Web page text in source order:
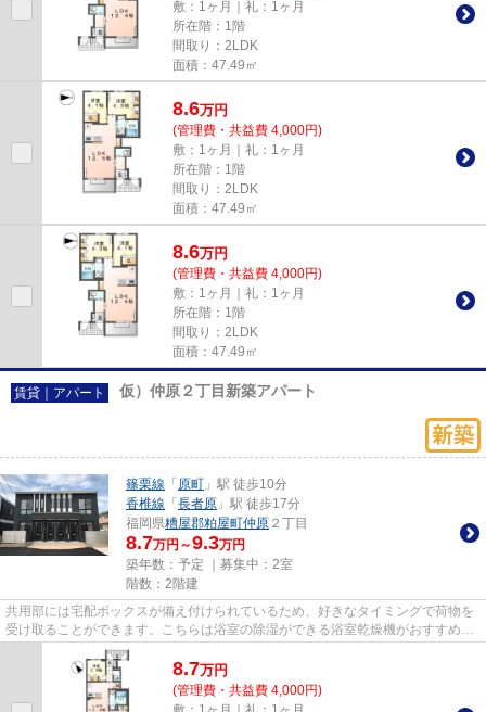
敷：1ヶ月｜礼：1ヶ月
所在階：1階
間取り：2LDK
面積：47.49㎡
8.6万円
(管理費・共益費 4,000円)
敷：1ヶ月｜礼：1ヶ月
所在階：1階
間取り：2LDK
面積：47.49㎡
8.6万円
(管理費・共益費 4,000円)
敷：1ヶ月｜礼：1ヶ月
所在階：1階
間取り：2LDK
面積：47.49㎡
賃貸｜アパート 仮）仲原２丁目新築アパート
篠栗線 「 原町 」駅 徒歩10分
香椎線 「 長者原 」駅 徒歩17分
福岡県糟屋郡粕屋町仲原 ２丁目
8.7万円～9.3万円
築年数：予定 ｜募集中： 2室
階数：2階建
共用部には宅配ボックスが備え付けられているため、好きなタイミングで荷物を
受け取ることができます。こちらは浴室の除湿ができる浴室乾燥機がおすすめの
アパートです。1ヶ月の駐車ス...
8.7万円
(管理費・共益費 4,000円)